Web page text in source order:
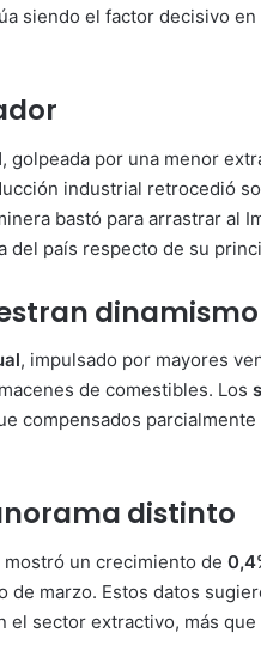
siendo el factor decisivo
, golpeada por una menor
industrial retrocedió
bastó para arrastrar al
del país respecto de su
dinamismo
, impulsado por mayores
de comestibles. Los
compensados
distinto
mostró un crecimiento de
marzo. Estos datos
el sector extractivo, más